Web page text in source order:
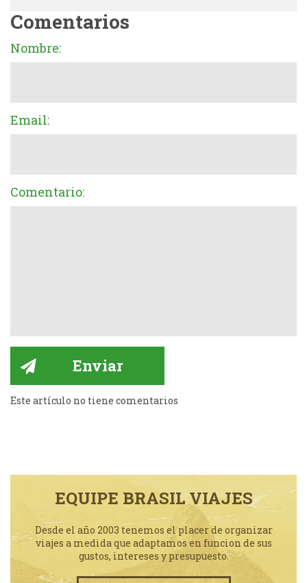
Comentarios
Nombre:
Email:
Comentario:
Este artículo no tiene comentarios
EQUIPE BRASIL VIAJES
Desde el año 2003 tenemos el placer de organizar
viajes a medida que adaptamos en funcion de sus
gustos, intereses y presupuesto.